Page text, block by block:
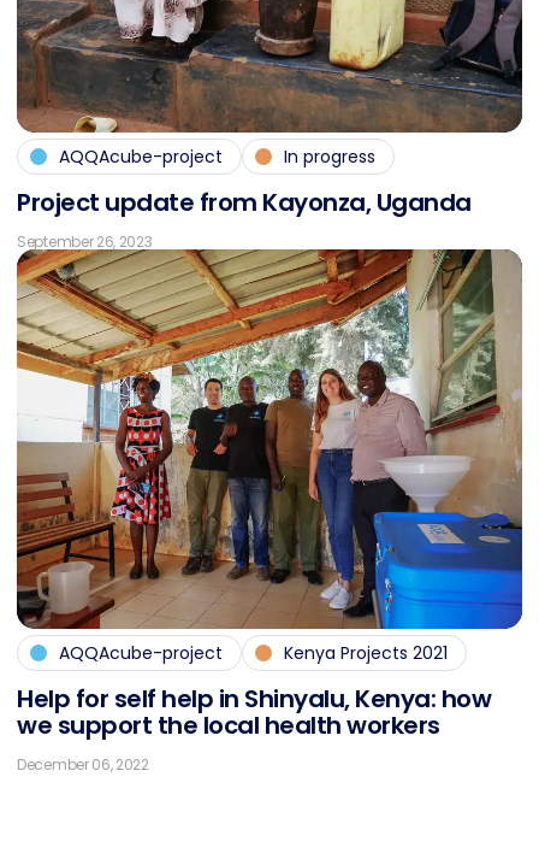
AQQAcube-project In progress
Pro­ject up­date from Kayon­za, Ugan­da
September 26, 2023
AQQAcube-project Kenya Projects 2021
Help for self help in Shin­ya­lu, Ke­nya: how
we sup­port the lo­cal health workers
December 06, 2022